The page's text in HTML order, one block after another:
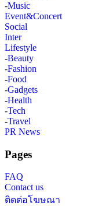
-Music
Event&Concert
Social
Inter
Lifestyle
-Beauty
-Fashion
-Food
-Gadgets
-Health
-Tech
-Travel
PR News
Pages
FAQ
Contact us
ติดต่อโฆษณา